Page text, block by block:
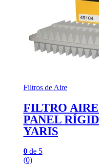
Filtros de Aire
FILTRO
PANEL
YARIS
0 de 5
(0)